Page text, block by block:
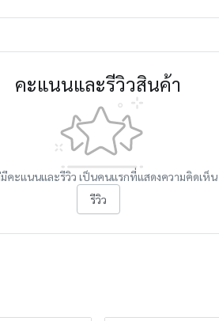
คะแนนและรีวิวสินค้า
มีคะแนนและรีวิว เป็นคนแรกที่แสดงความคิดเห็น
รีวิว